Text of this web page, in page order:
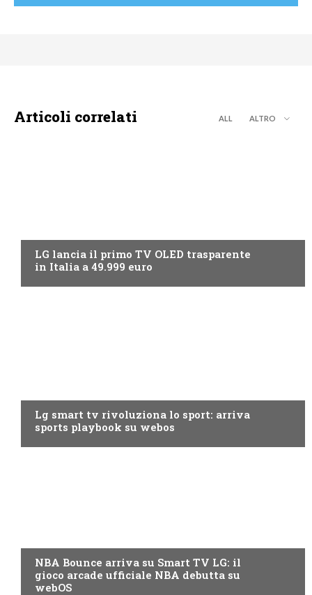
Articoli correlati ALL ALTRO
LG lancia il primo TV OLED trasparente
in Italia a 49.999 euro
Lg smart tv rivoluziona lo sport: arriva
sports playbook su webos
NBA Bounce arriva su Smart TV LG: il
gioco arcade ufficiale NBA debutta su
webOS